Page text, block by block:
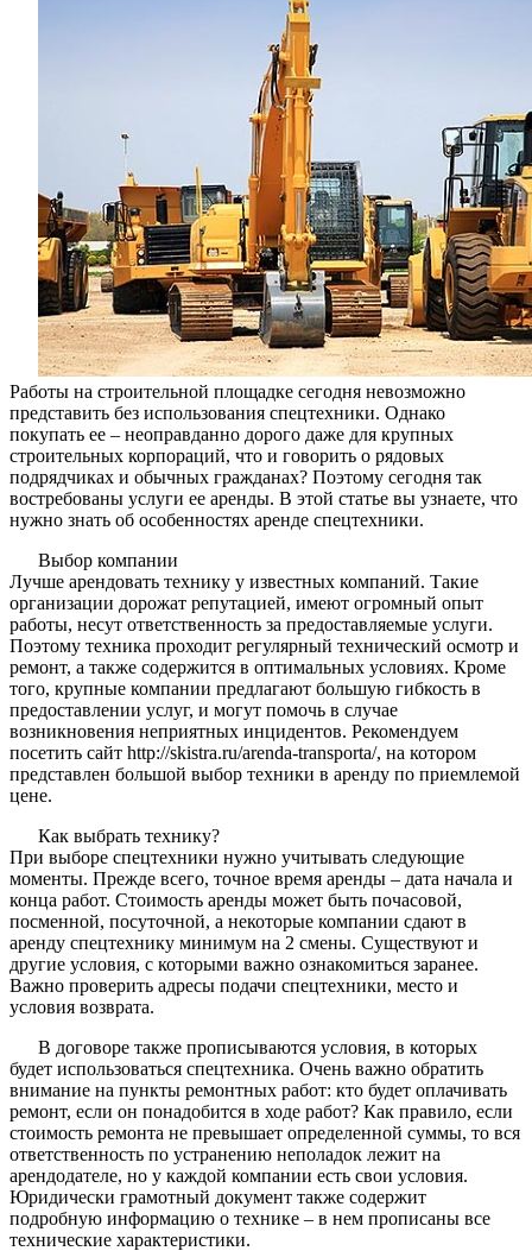
Работы на строительной площадке сегодня невозможно
представить без использования спецтехники. Однако
покупать ее – неоправданно дорого даже для крупных
строительных корпораций, что и говорить о рядовых
подрядчиках и обычных гражданах? Поэтому сегодня так
востребованы услуги ее аренды. В этой статье вы узнаете, что
нужно знать об особенностях аренде спецтехники.
Выбор компании
Лучше арендовать технику у известных компаний. Такие
организации дорожат репутацией, имеют огромный опыт
работы, несут ответственность за предоставляемые услуги.
Поэтому техника проходит регулярный технический осмотр и
ремонт, а также содержится в оптимальных условиях. Кроме
того, крупные компании предлагают большую гибкость в
предоставлении услуг, и могут помочь в случае
возникновения неприятных инцидентов. Рекомендуем
посетить сайт http://skistra.ru/arenda-transporta/, на котором
представлен большой выбор техники в аренду по приемлемой
цене.
Как выбрать технику?
При выборе спецтехники нужно учитывать следующие
моменты. Прежде всего, точное время аренды – дата начала и
конца работ. Стоимость аренды может быть почасовой,
посменной, посуточной, а некоторые компании сдают в
аренду спецтехнику минимум на 2 смены. Существуют и
другие условия, с которыми важно ознакомиться заранее.
Важно проверить адресы подачи спецтехники, место и
условия возврата.
В договоре также прописываются условия, в которых
будет использоваться спецтехника. Очень важно обратить
внимание на пункты ремонтных работ: кто будет оплачивать
ремонт, если он понадобится в ходе работ? Как правило, если
стоимость ремонта не превышает определенной суммы, то вся
ответственность по устранению неполадок лежит на
арендодателе, но у каждой компании есть свои условия.
Юридически грамотный документ также содержит
подробную информацию о технике – в нем прописаны все
технические характеристики.